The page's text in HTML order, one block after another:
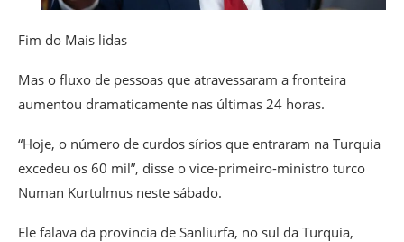
Fim do Mais lidas
Mas o fluxo de pessoas que atravessaram a fronteira
aumentou dramaticamente nas últimas 24 horas.
“Hoje, o número de curdos sírios que entraram na Turquia
excedeu os 60 mil”, disse o vice-primeiro-ministro turco
Numan Kurtulmus neste sábado.
Ele falava da província de Sanliurfa, no sul da Turquia,